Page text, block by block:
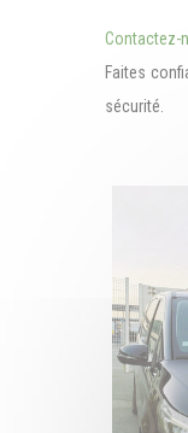
Contactez-
Faites
sécurité.